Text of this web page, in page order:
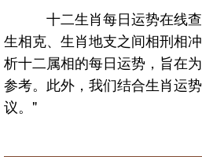
十二生肖每日运势在线查
生相克、生肖地支之间相刑相
析十二属相的每日运势，旨在
参考。此外，我们结合生肖运
议。"